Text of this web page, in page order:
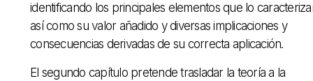
identificando los principales elementos que lo
así como su valor añadido y diversas implicaciones y
consecuencias derivadas de su correcta aplicación.
El segundo capítulo pretende trasladar la teoría a la